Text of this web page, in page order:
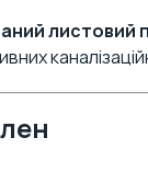
листовий